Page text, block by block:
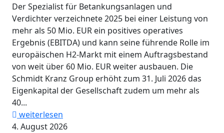
Der Spezialist für Betankungsanlagen und
Verdichter verzeichnete 2025 bei einer Leistung von
mehr als 50 Mio. EUR ein positives operatives
Ergebnis (EBITDA) und kann seine führende Rolle im
europäischen H2-Markt mit einem Auftragsbestand
von weit über 60 Mio. EUR weiter ausbauen. Die
Schmidt Kranz Group erhöht zum 31. Juli 2026 das
Eigenkapital der Gesellschaft zudem um mehr als
40...
weiterlesen
4. August 2026